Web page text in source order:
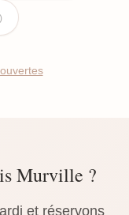
Murville ?
et réservons